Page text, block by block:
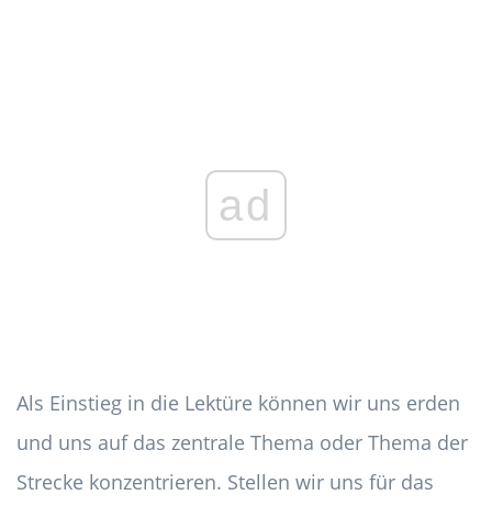
ad
Als Einstieg in die Lektüre können wir uns erden
und uns auf das zentrale Thema oder Thema der
Strecke konzentrieren. Stellen wir uns für das